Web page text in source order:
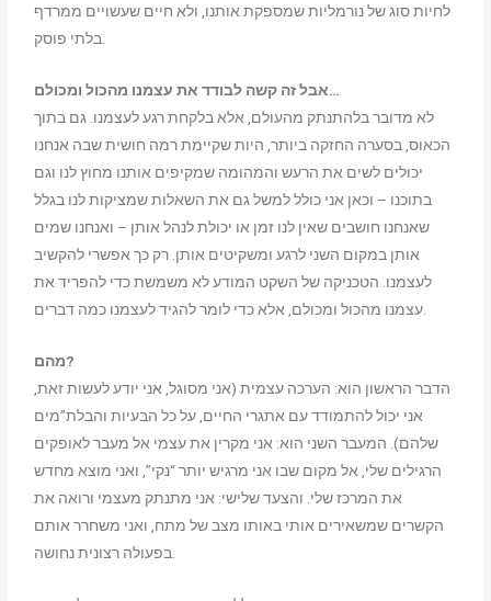
לחיות סוג של נורמליות שמספקת אותנו, ולא חיים שעשויים ממרדף
אבל זה קשה לבודד את עצמנו מהכול ומכולם…
לא מדובר בלהתנתק מהעולם, אלא בלקחת רגע לעצמנו. גם בתוך
הכאוס, בסערה החזקה ביותר, היות שקיימת רמה חושית שבה אנחנו
יכולים לשים את הרעש והמהומה שמקיפים אותנו מחוץ לנו וגם
בתוכנו – וכאן אני כולל למשל גם את השאלות שמציקות לנו בגלל
שאנחנו חושבים שאין לנו זמן או יכולת לנהל אותן – ואנחנו שמים
אותן במקום השני לרגע ומשקיטים אותן. רק כך אפשרי להקשיב
לעצמנו. הטכניקה של השקט המודע לא משמשת כדי להפריד את
מהם?
הדבר הראשון הוא: הערכה עצמית (אני מסוגל, אני יודע לעשות זאת,
אני יכול להתמודד עם אתגרי החיים, על כל הבעיות והבלת”מים
שלהם). המעבר השני הוא: אני מקרין את עצמי אל מעבר לאופקים
הרגילים שלי, אל מקום שבו אני מרגיש יותר “נקי”, ואני מוצא מחדש
את המרכז שלי. והצעד שלישי: אני מתנתק מעצמי ורואה את
הקשרים שמשאירים אותי באותו מצב של מתח, ואני משחרר אותם